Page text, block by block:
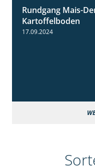
Rundgang Mais-
Kartoffelboden
17.09.2024